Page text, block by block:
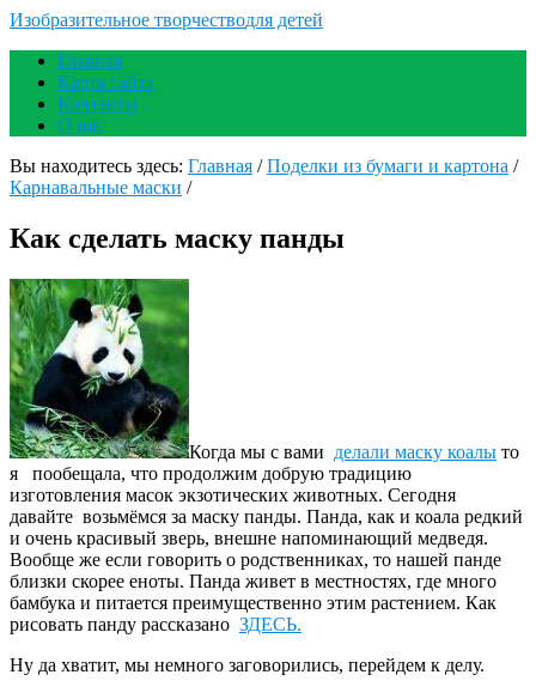
Изобразительное творчестводля детей
Главная
Карта сайта
Контакты
О нас
Вы находитесь здесь: Главная /Поделки из бумаги и картона /
Карнавальные маски /
Как сделать маску панды
Когда мы с вами делали маску коалы то
я пообещала, что продолжим добрую традицию
изготовления масок экзотических животных. Сегодня
давайте возьмёмся за маску панды. Панда, как и коала редкий
и очень красивый зверь, внешне напоминающий медведя.
Вообще же если говорить о родственниках, то нашей панде
близки скорее еноты. Панда живет в местностях, где много
бамбука и питается преимущественно этим растением. Как
рисовать панду рассказано ЗДЕСЬ.
Ну да хватит, мы немного заговорились, перейдем к делу.